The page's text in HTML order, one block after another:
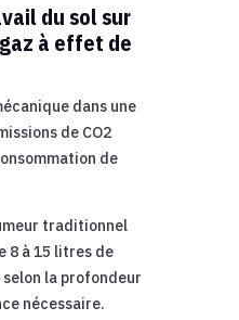
du sol sur
à effet de
dans une
de CO2
de
traditionnel
8 à 15 litres de
la profondeur
nécessaire.